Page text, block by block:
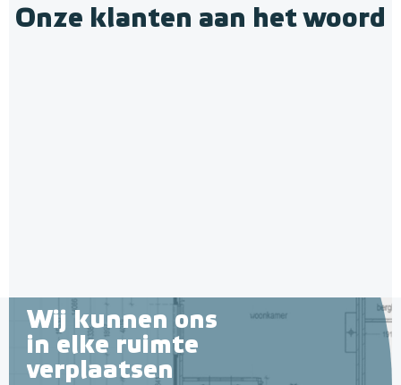
Onze klanten aan het woord
Wij kunnen ons
in elke ruimte
verplaatsen